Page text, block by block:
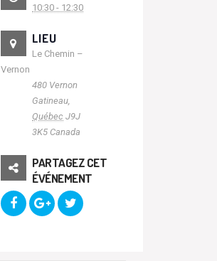
10:30 - 12:30
LIEU
Le Chemin –
Vernon
480 Vernon
Gatineau,
Québec J9J
3K5 Canada
PARTAGEZ CET
ÉVÉNEMENT